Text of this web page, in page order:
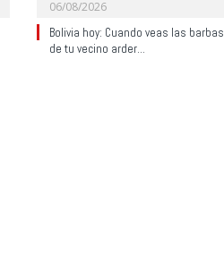
06/08/2026
Bolivia hoy: Cuando veas las barbas
de tu vecino arder…